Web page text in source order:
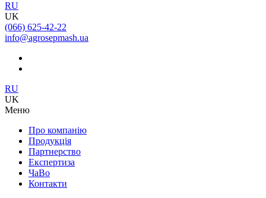
RU
UK
(066) 625-42-22
info@agrosepmash.ua
RU
UK
Меню
Про компанію
Продукція
Партнерство
Експертиза
ЧаВо
Контакти